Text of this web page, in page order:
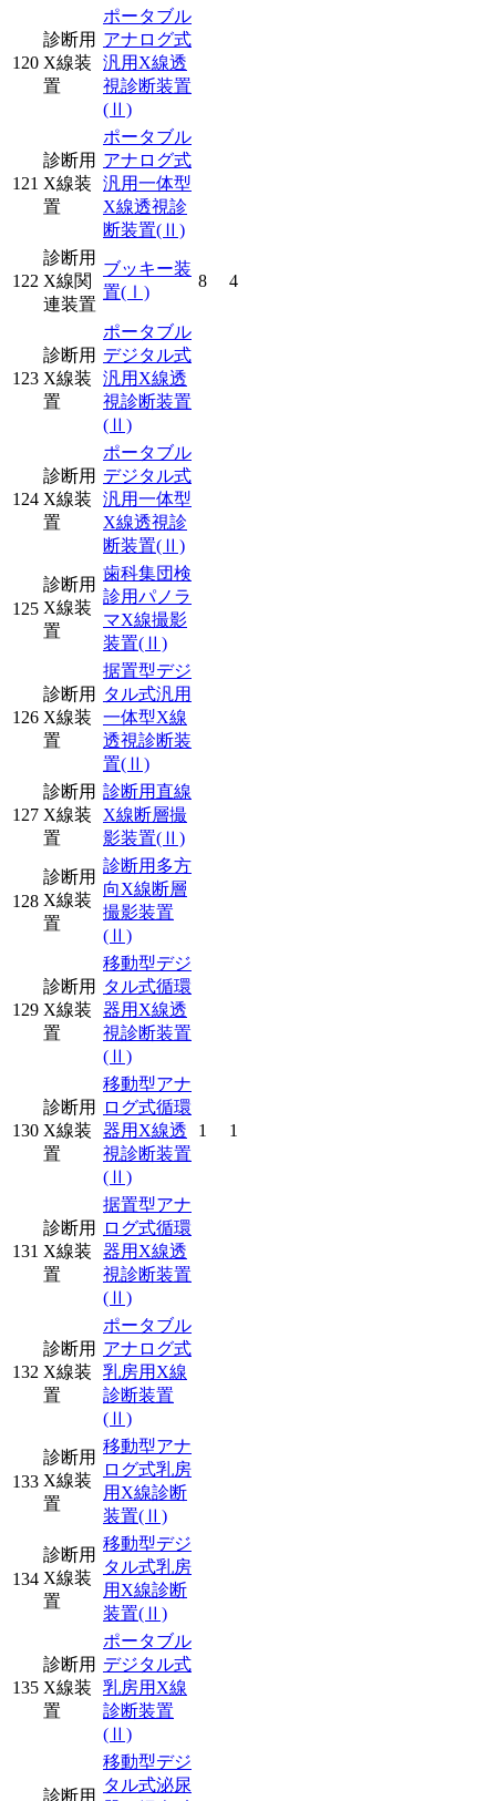
120
診断用
X線装
置
ポータブル
アナログ式
汎用X線透
視診断装置
(Ⅱ)
121
診断用
X線装
置
ポータブル
アナログ式
汎用一体型
X線透視診
断装置(Ⅱ)
122
診断用
X線関
連装置
ブッキー装
置(Ⅰ)
8 4
123
診断用
X線装
置
ポータブル
デジタル式
汎用X線透
視診断装置
(Ⅱ)
124
診断用
X線装
置
ポータブル
デジタル式
汎用一体型
X線透視診
断装置(Ⅱ)
125
診断用
X線装
置
歯科集団検
診用パノラ
マX線撮影
装置(Ⅱ)
126
診断用
X線装
置
据置型デジ
タル式汎用
一体型X線
透視診断装
置(Ⅱ)
127
診断用
X線装
置
診断用直線
X線断層撮
影装置(Ⅱ)
128
診断用
X線装
置
診断用多方
向X線断層
撮影装置
(Ⅱ)
129
診断用
X線装
置
移動型デジ
タル式循環
器用X線透
視診断装置
(Ⅱ)
130
診断用
X線装
置
移動型アナ
ログ式循環
器用X線透
視診断装置
(Ⅱ)
1 1
131
診断用
X線装
置
据置型アナ
ログ式循環
器用X線透
視診断装置
(Ⅱ)
132
診断用
X線装
置
ポータブル
アナログ式
乳房用X線
診断装置
(Ⅱ)
133
診断用
X線装
置
移動型アナ
ログ式乳房
用X線診断
装置(Ⅱ)
134
診断用
X線装
置
移動型デジ
タル式乳房
用X線診断
装置(Ⅱ)
135
診断用
X線装
置
ポータブル
デジタル式
乳房用X線
診断装置
(Ⅱ)
診断用
移動型デジ
タル式泌尿